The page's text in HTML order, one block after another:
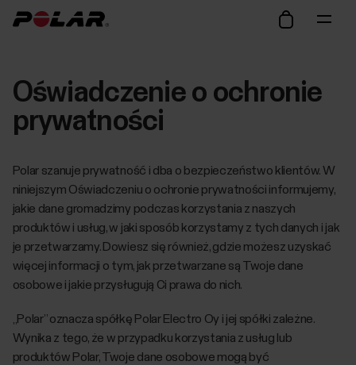
Oświadczenie o ochronie
prywatności
Polar szanuje prywatność i dba o bezpieczeństwo klientów. W
niniejszym Oświadczeniu o ochronie prywatności informujemy,
jakie dane gromadzimy podczas korzystania z naszych
produktów i usług, w jaki sposób korzystamy z tych danych i jak
je przetwarzamy. Dowiesz się również, gdzie możesz uzyskać
więcej informacji o tym, jak przetwarzane są Twoje dane
osobowe i jakie przysługują Ci prawa do nich.
„Polar” oznacza spółkę Polar Electro Oy i jej spółki zależne.
Wynika z tego, że w przypadku korzystania z usług lub
produktów Polar, Twoje dane osobowe mogą być